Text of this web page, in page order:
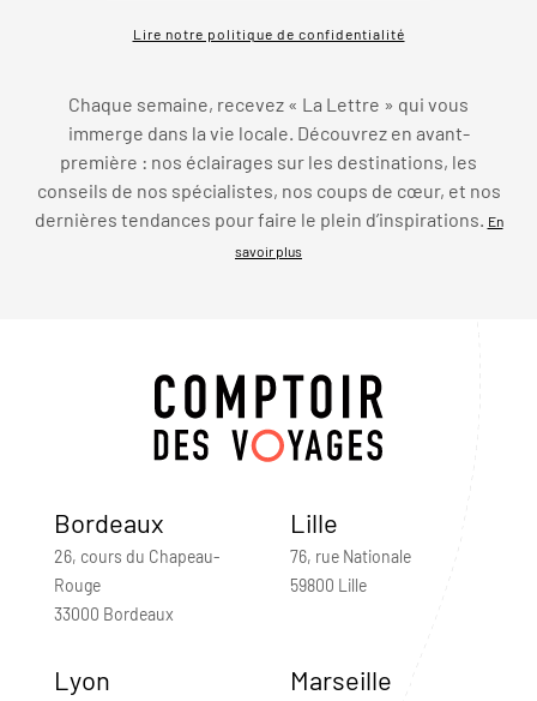
Lire notre politique de confidentialité
Chaque semaine, recevez « La Lettre » qui vous
immerge dans la vie locale. Découvrez en avant-
première : nos éclairages sur les destinations, les
conseils de nos spécialistes, nos coups de cœur, et nos
dernières tendances pour faire le plein d’inspirations.
En
savoir plus
Bordeaux
26, cours du Chapeau-
Rouge
33000 Bordeaux
Lille
76, rue Nationale
59800 Lille
Lyon Marseille